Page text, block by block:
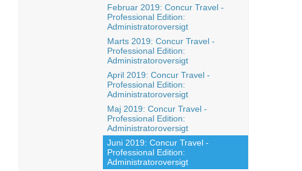
Februar 2019: Concur Travel -
Professional Edition:
Administratoroversigt
Marts 2019: Concur Travel -
Professional Edition:
Administratoroversigt
April 2019: Concur Travel -
Professional Edition:
Administratoroversigt
Maj 2019: Concur Travel -
Professional Edition:
Administratoroversigt
Juni 2019: Concur Travel -
Professional Edition:
Administratoroversigt